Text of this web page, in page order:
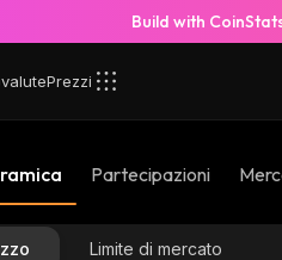
Build with
Prezzi
Partecipazioni
Limite di mercato